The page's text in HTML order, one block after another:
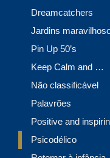
Dreamcatchers
Jardins
Pin Up 50’s
Keep Calm and …
Não classificável
Palavrões
Positive and
Psicodélico